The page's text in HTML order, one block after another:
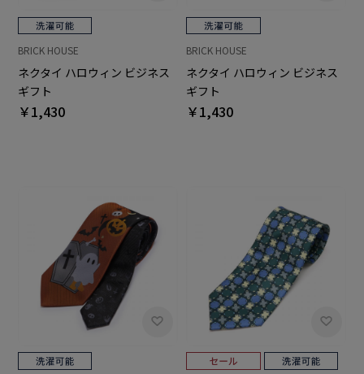
BRICK HOUSE
ネクタイ ハロウィン ビジネス
ギフト
￥1,430
BRICK HOUSE
ネクタイ ハロウィン ビジネス
ギフト
￥1,430